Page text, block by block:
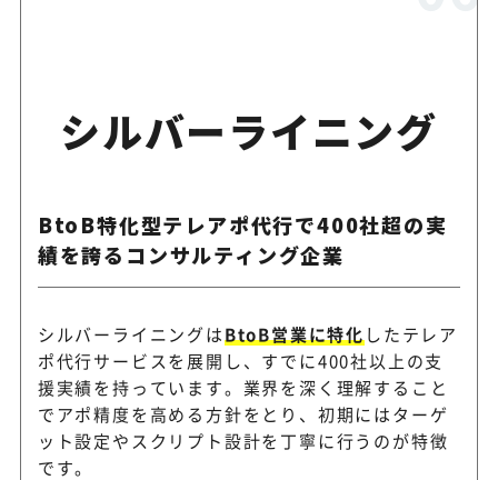
シルバーライニング
BtoB特化型テレアポ代行で400社超の実
績を誇るコンサルティング企業
シルバーライニングはBtoB営業に特化 したテレア
ポ代行サービスを展開し、すでに400社以上の支
援実績を持っています。業界を深く理解すること
でアポ精度を高める方針をとり、初期にはターゲ
ット設定やスクリプト設計を丁寧に行うのが特徴
です。